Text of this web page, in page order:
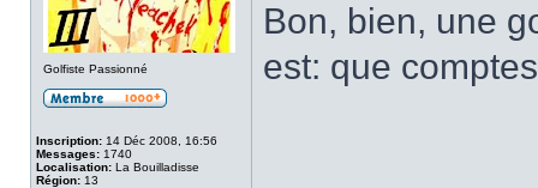
Golfiste Passionné
Inscription: 14 Déc 2008, 16:56
Messages: 1740
Localisation: La Bouilladisse
Région: 13
Bon, bien, une
est: que